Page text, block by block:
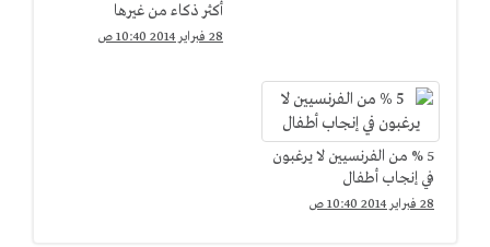
أكثر ذكاء من غيرها
28 فبراير 2014 10:40 ص
5 % من الفرنسيين لا يرغبون
في إنجاب أطفال
28 فبراير 2014 10:40 ص